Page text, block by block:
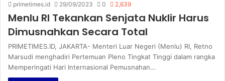
primetimes.id 29/09/2023 0 2,639
Menlu RI Tekankan Senjata Nuklir Harus
Dimusnahkan Secara Total
PRIMETIMES.ID, JAKARTA- Menteri Luar Negeri (Menlu) RI, Retno
Marsudi menghadiri Pertemuan Pleno Tingkat Tinggi dalam rangka
Memperingati Hari Internasional Pemusnahan…